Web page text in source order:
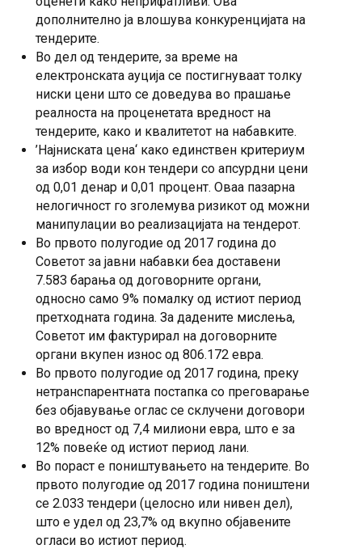
дополнително ја влошува конкуренцијата на
тендерите.
Во дел од тендерите, за време на
електронската ауција се постигнуваат толку
ниски цени што се доведува во прашање
реалноста на проценетата вредност на
тендерите, како и квалитетот на набавките.
’Најниската цена‘ како единствен критериум
за избор води кон тендери со апсурдни цени
од 0,01 денар и 0,01 процент. Оваа пазарна
нелогичност го зголемува ризикот од можни
манипулации во реализацијата на тендерот.
Во првото полугодие од 2017 година до
Советот за јавни набавки беа доставени
7.583 барања од договорните органи,
односно само 9% помалку од истиот период
претходната година. За дадените мислења,
Советот им фактурирал на договорните
органи вкупен износ од 806.172 евра.
Во првото полугодие од 2017 година, преку
нетранспарентната постапка со преговарање
без објавување оглас се склучени договори
во вредност од 7,4 милиони евра, што е за
12% повеќе од истиот период лани.
Во пораст е поништувањето на тендерите. Во
првото полугодие од 2017 година поништени
се 2.033 тендери (целосно или нивен дел),
што е удел од 23,7% од вкупно објавените
огласи во истиот период.